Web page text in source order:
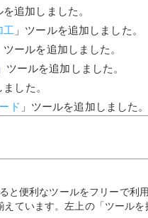
を追加しました。
工 」ツールを追加しました。
ツールを追加しました。
」ツールを追加しました。
した。
ド 」ツールを追加しました。
加しました。
便利なツールをフリーで利
ています。左上の「ツール